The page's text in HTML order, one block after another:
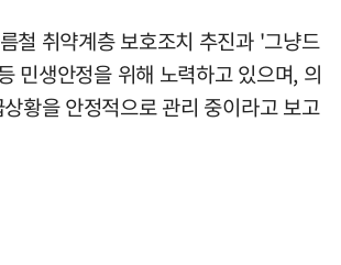
철 취약계층 보호조치 추진과 '그냥드
민생안정을 위해 노력하고 있으며, 의
황을 안정적으로 관리 중이라고 보고